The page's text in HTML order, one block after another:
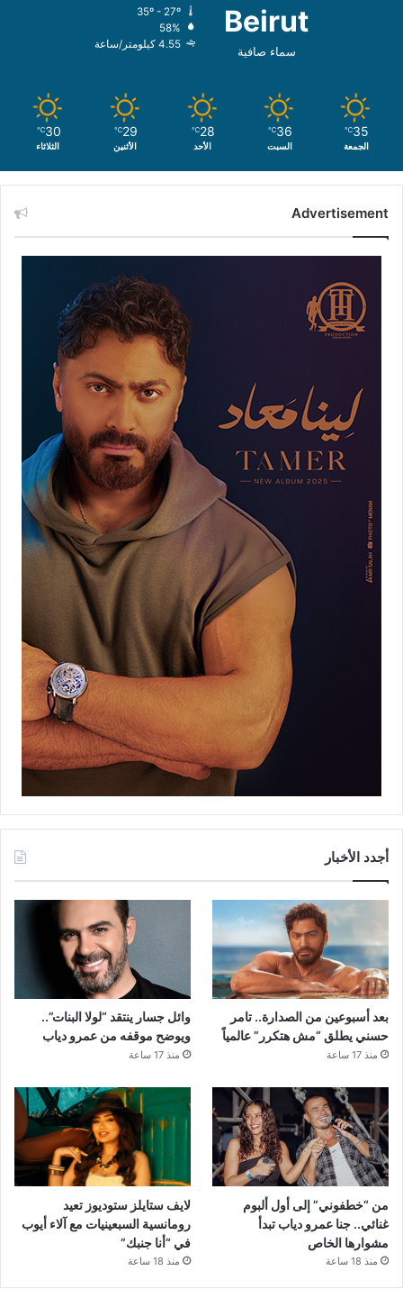
Beirut
سماء صافية
58%
4.55 كيلومتر/ساعة
35
℃
الجمعة
36
℃
السبت
28
℃
الأحد
29
℃
الأثنين
30
℃
الثلاثاء
Advertisement
أجدد الأخبار
بعد أسبوعين من الصدارة.. تامر
حسني يطلق “مش هتكرر” عالمياً
منذ 17 ساعة
وائل جسار ينتقد “لولا البنات”..
ويوضح موقفه من عمرو دياب
منذ 17 ساعة
من “خطفوني” إلى أول ألبوم
غنائي.. جنا عمرو دياب تبدأ
مشوارها الخاص
منذ 18 ساعة
لايف ستايلز ستوديوز تعيد
رومانسية السبعينيات مع آلاء أيوب
في “أنا جنبك”
منذ 18 ساعة